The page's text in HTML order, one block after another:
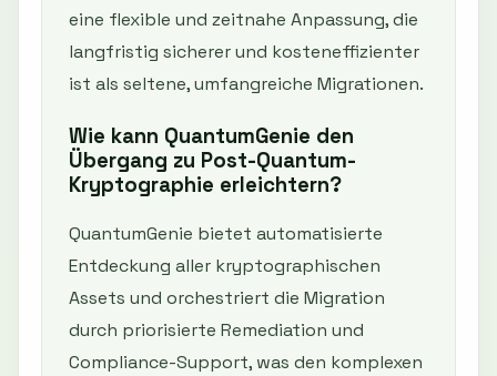
eine flexible und zeitnahe Anpassung, die
langfristig sicherer und kosteneffizienter
ist als seltene, umfangreiche Migrationen.
Wie kann QuantumGenie den
Übergang zu Post-Quantum-
Kryptographie erleichtern?
QuantumGenie bietet automatisierte
Entdeckung aller kryptographischen
Assets und orchestriert die Migration
durch priorisierte Remediation und
Compliance-Support, was den komplexen